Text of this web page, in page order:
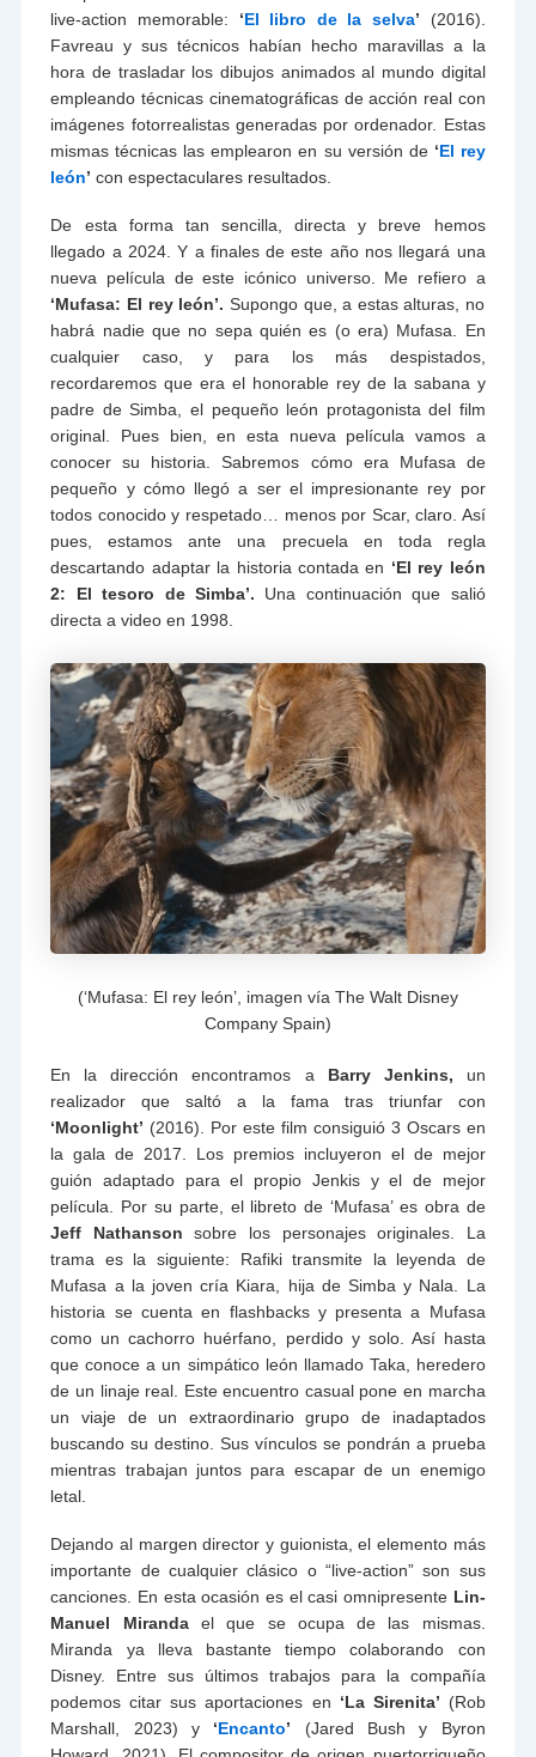
live-action memorable: ‘El libro de la selva’ (2016).
Favreau y sus técnicos habían hecho maravillas a la
hora de trasladar los dibujos animados al mundo digital
empleando técnicas cinematográficas de acción real con
imágenes fotorrealistas generadas por ordenador. Estas
mismas técnicas las emplearon en su versión de ‘El rey
león’ con espectaculares resultados.
De esta forma tan sencilla, directa y breve hemos
llegado a 2024. Y a finales de este año nos llegará una
nueva película de este icónico universo. Me refiero a
‘Mufasa: El rey león’. Supongo que, a estas alturas, no
habrá nadie que no sepa quién es (o era) Mufasa. En
cualquier caso, y para los más despistados,
recordaremos que era el honorable rey de la sabana y
padre de Simba, el pequeño león protagonista del film
original. Pues bien, en esta nueva película vamos a
conocer su historia. Sabremos cómo era Mufasa de
pequeño y cómo llegó a ser el impresionante rey por
todos conocido y respetado… menos por Scar, claro. Así
pues, estamos ante una precuela en toda regla
descartando adaptar la historia contada en ‘El rey león
2: El tesoro de Simba’. Una continuación que salió
directa a video en 1998.
(‘Mufasa: El rey león’, imagen vía The Walt Disney
Company Spain)
En la dirección encontramos a Barry Jenkins, un
realizador que saltó a la fama tras triunfar con
‘Moonlight’ (2016). Por este film consiguió 3 Oscars en
la gala de 2017. Los premios incluyeron el de mejor
guión adaptado para el propio Jenkis y el de mejor
película. Por su parte, el libreto de ‘Mufasa’ es obra de
Jeff Nathanson sobre los personajes originales. La
trama es la siguiente: Rafiki transmite la leyenda de
Mufasa a la joven cría Kiara, hija de Simba y Nala. La
historia se cuenta en flashbacks y presenta a Mufasa
como un cachorro huérfano, perdido y solo. Así hasta
que conoce a un simpático león llamado Taka, heredero
de un linaje real. Este encuentro casual pone en marcha
un viaje de un extraordinario grupo de inadaptados
buscando su destino. Sus vínculos se pondrán a prueba
mientras trabajan juntos para escapar de un enemigo
letal.
Dejando al margen director y guionista, el elemento más
importante de cualquier clásico o “live-action” son sus
canciones. En esta ocasión es el casi omnipresente Lin-
Manuel Mirandael que se ocupa de las mismas.
Miranda ya lleva bastante tiempo colaborando con
Disney. Entre sus últimos trabajos para la compañía
podemos citar sus aportaciones en ‘La Sirenita’ (Rob
Marshall, 2023) y ‘Encanto’ (Jared Bush y Byron